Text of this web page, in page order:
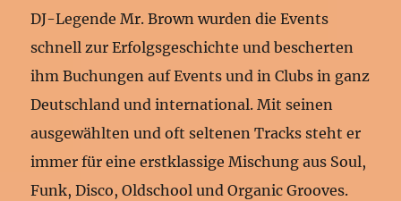
DJ-Legende Mr. Brown wurden die Events
schnell zur Erfolgsgeschichte und bescherten
ihm Buchungen auf Events und in Clubs in ganz
Deutschland und international. Mit seinen
ausgewählten und oft seltenen Tracks steht er
immer für eine erstklassige Mischung aus Soul,
Funk, Disco, Oldschool und Organic Grooves.